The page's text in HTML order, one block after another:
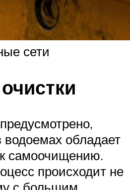
сети
водоемах обладает
самоочищению.
происходит не